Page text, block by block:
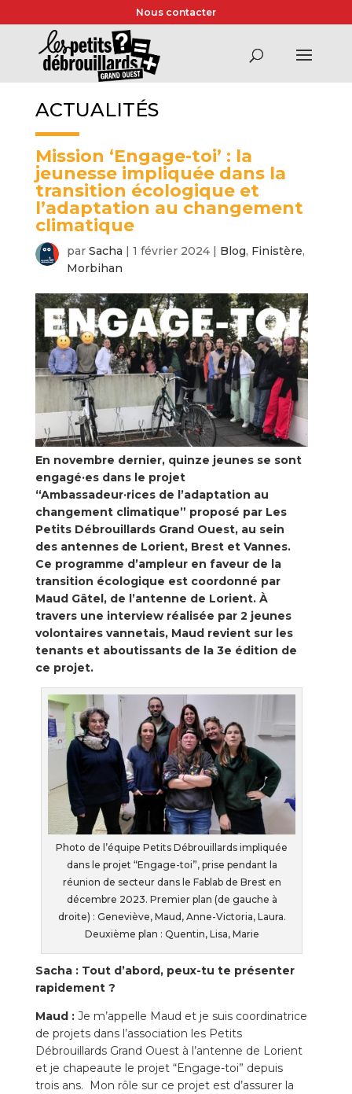
Nous contacter
ACTUALITÉS
Mission ‘Engage-toi’ : la
jeunesse impliquée dans la
transition écologique et
l’adaptation au changement
climatique
par Sacha | 1 février 2024| Blog, Finistère,
Morbihan
En novembre dernier, quinze jeunes se sont
engagé·es dans le projet
“Ambassadeur·rices de l’adaptation au
changement climatique” proposé par Les
Petits Débrouillards Grand Ouest, au sein
des antennes de Lorient, Brest et Vannes.
Ce programme d’ampleur en faveur de la
transition écologique est coordonné par
Maud Gâtel, de l’antenne de Lorient. À
travers une interview réalisée par 2 jeunes
volontaires vannetais, Maud revient sur les
tenants et aboutissants de la 3e édition de
ce projet.
Photo de l’équipe Petits Débrouillards impliquée
dans le projet “Engage-toi”, prise pendant la
réunion de secteur dans le Fablab de Brest en
décembre 2023. Premier plan (de gauche à
droite) : Geneviève, Maud, Anne-Victoria, Laura.
Deuxième plan : Quentin, Lisa, Marie
Sacha : Tout d’abord, peux-tu te présenter
rapidement ?
Maud : Je m’appelle Maud et je suis coordinatrice
de projets dans l’association les Petits
Débrouillards Grand Ouest à l’antenne de Lorient
et je chapeaute le projet “Engage-toi” depuis
trois ans.
Mon rôle sur ce projet est d’assurer la